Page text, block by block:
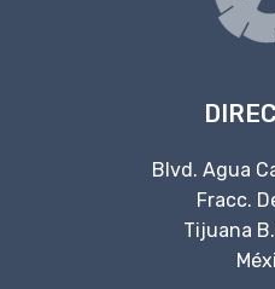
Blvd. Agua
Fracc.
Tijuana